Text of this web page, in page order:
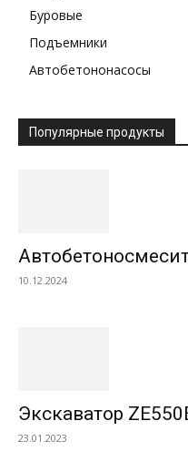
Буровые
Подъемники
Автобетононасосы
Популярные продукты
10.12.2024
Экскаватор
23.01.2023